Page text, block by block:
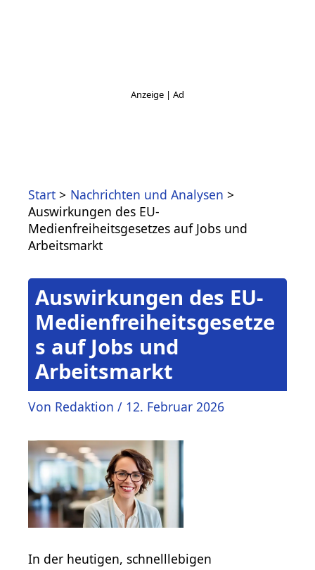
Start
Nachrichten und Analysen
Auswirkungen des EU-
Medienfreiheitsgesetzes auf Jobs und
Arbeitsmarkt
Auswirkungen des EU-
Medienfreiheitsgesetze
s auf Jobs und
Arbeitsmarkt
Von Redaktion / 12. Februar 2026
In der heutigen, schnelllebigen